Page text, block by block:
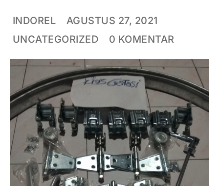
INDOREL
AGUSTUS 27, 2021
UNCATEGORIZED
0 KOMENTAR